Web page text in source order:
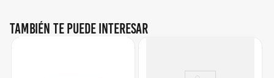
También te puede interesar